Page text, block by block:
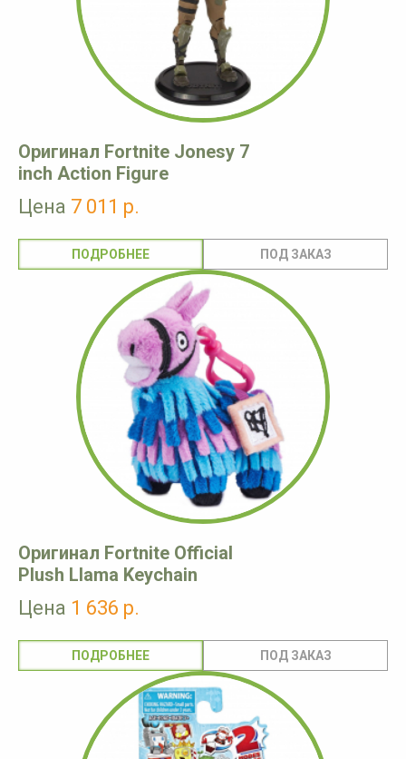
Оригинал Fortnite Jonesy 7
inch Action Figure
Цена 7 011 р.
ПОДРОБНЕЕ
Оригинал Fortnite Official
Plush Llama Keychain
Цена 1 636 р.
ПОДРОБНЕЕ